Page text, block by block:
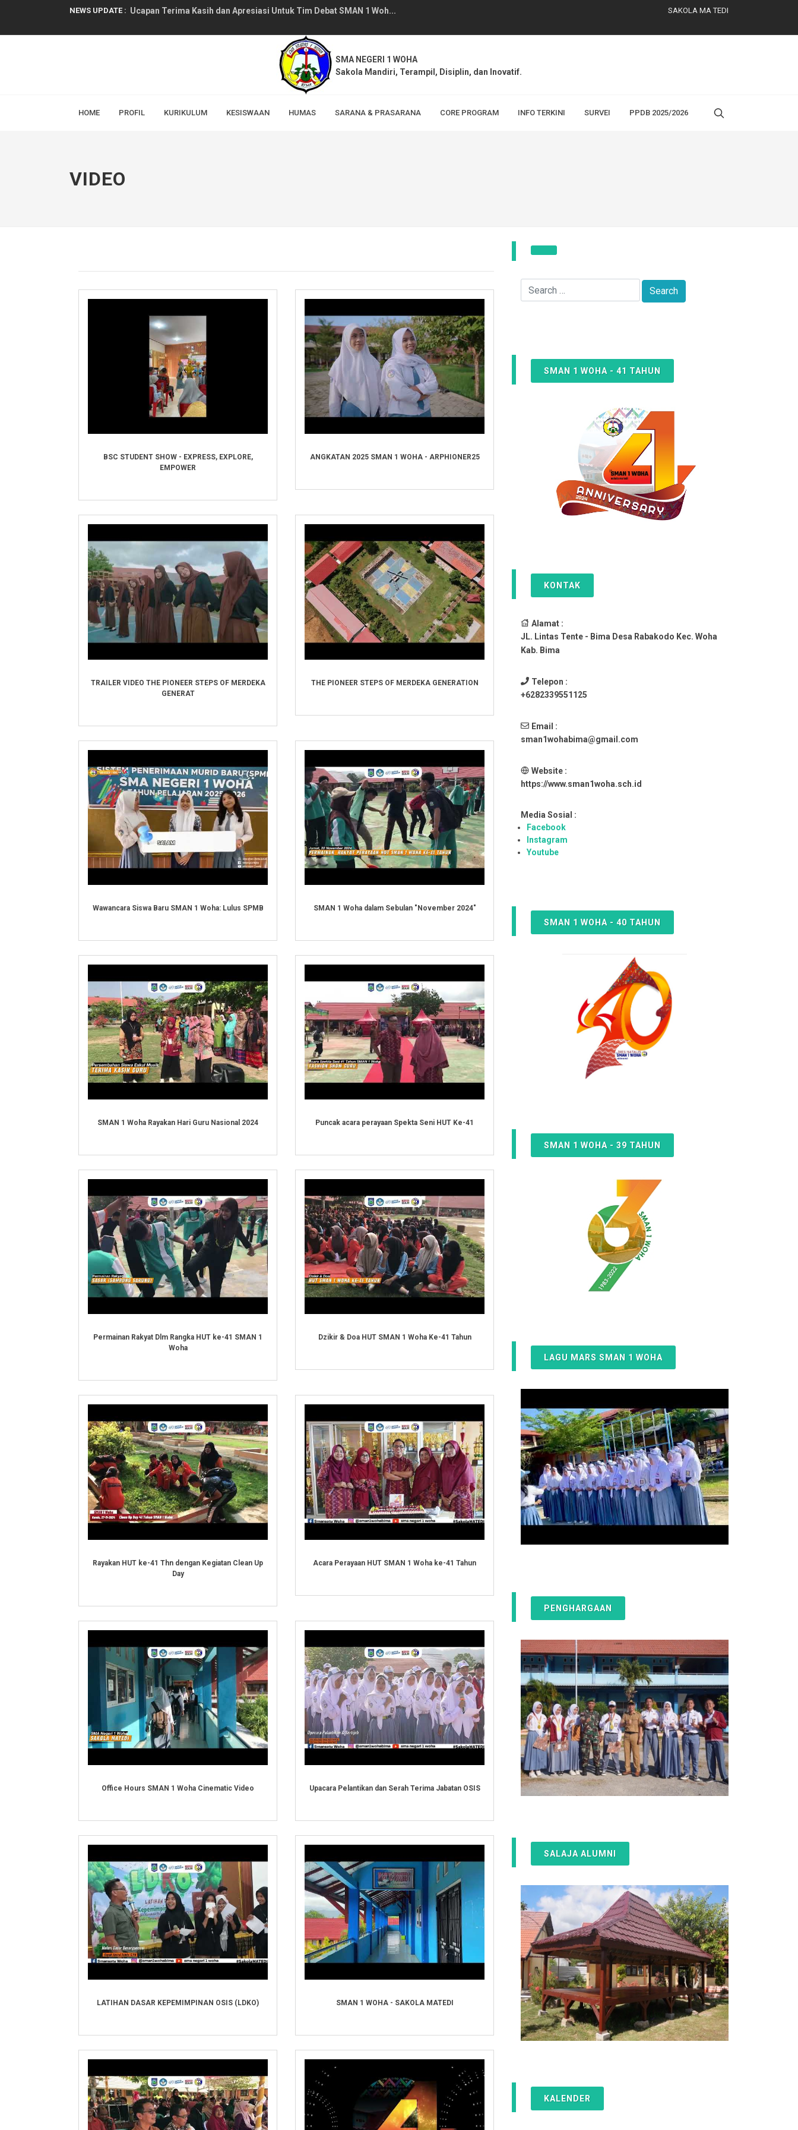
NEWS UPDATE : Rapat Pembagian Tugas Guru dan Pegawai SMAN 1 Woha Tahun Pe...
Selamat Datang Peserta Didik Baru SMAN 1 Woha, Pelaksanaan M...
Alhamdulillah, Website SMAN 1 Woha berhasil memperoleh Serti...
Forum Orang Tua Murid Baru SMAN 1 Woha Tahun Pelajaran 2026/...
Rapat Persiapan Masa Pengenalan Lingkungan Sekolah (MPLS) RA...
SAKOLA MA TEDI
SMA NEGERI 1 WOHA
Sakola Mandiri, Terampil, Disiplin, dan Inovatif.
HOME PROFIL KURIKULUM KESISWAAN HUMAS SARANA & PRASARANA CORE PROGRAM INFO TERKINI SURVEI PPDB 2025/2026
VIDEO
BSC STUDENT SHOW - EXPRESS, EXPLORE,
EMPOWER
ANGKATAN 2025 SMAN 1 WOHA - ARPHIONER25
TRAILER VIDEO THE PIONEER STEPS OF MERDEKA
GENERAT
THE PIONEER STEPS OF MERDEKA GENERATION
Wawancara Siswa Baru SMAN 1 Woha: Lulus SPMB SMAN 1 Woha dalam Sebulan "November 2024"
SMAN 1 Woha Rayakan Hari Guru Nasional 2024 Puncak acara perayaan Spekta Seni HUT Ke-41
Permainan Rakyat Dlm Rangka HUT ke-41 SMAN 1
Woha
Dzikir & Doa HUT SMAN 1 Woha Ke-41 Tahun
Rayakan HUT ke-41 Thn dengan Kegiatan Clean Up
Day
Acara Perayaan HUT SMAN 1 Woha ke-41 Tahun
Office Hours SMAN 1 Woha Cinematic Video Upacara Pelantikan dan Serah Terima Jabatan OSIS
LATIHAN DASAR KEPEMIMPINAN OSIS (LDKO) SMAN 1 WOHA - SAKOLA MATEDI
SMAN 1 WOHA - 41 TAHUN
KONTAK
Alamat :
JL. Lintas Tente - Bima Desa Rabakodo Kec. Woha
Kab. Bima
Telepon :
+6282339551125
Email :
sman1wohabima@gmail.com
Website :
https://www.sman1woha.sch.id
Media Sosial :
Facebook
Instagram
Youtube
SMAN 1 WOHA - 40 TAHUN
SMAN 1 WOHA - 39 TAHUN
LAGU MARS SMAN 1 WOHA
PENGHARGAAN
SALAJA ALUMNI
KALENDER